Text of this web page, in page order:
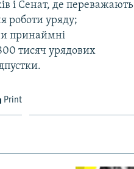
і Сенат, де переважають
роботи уряду;
принаймні
тисяч урядових
Print